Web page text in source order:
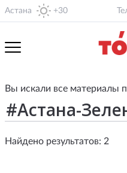
Астана +30
Вы искали все материалы
Найдено результатов: 2